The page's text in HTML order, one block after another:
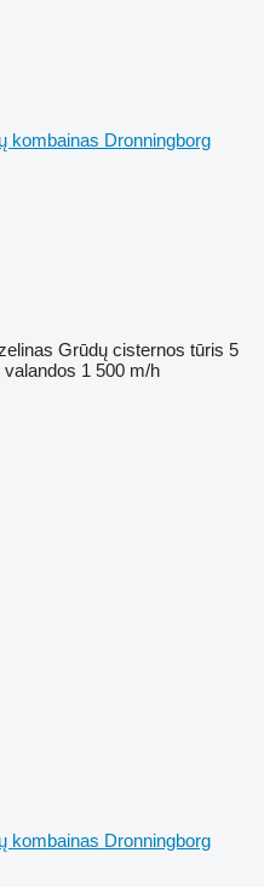
kombainas Dronningborg
Grūdų cisternos tūris 5
valandos 1 500 m/h
kombainas Dronningborg